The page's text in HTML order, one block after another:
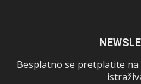
Besplatno se pretplatite